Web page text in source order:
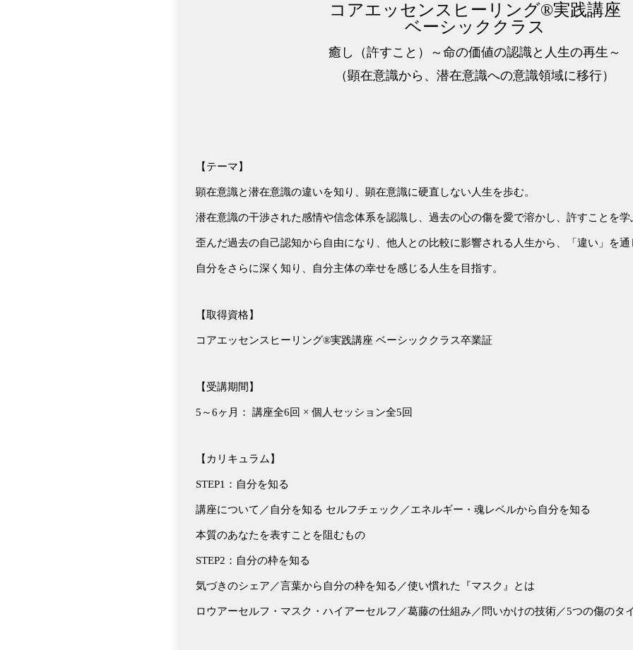
コアエッセンスヒーリング®実践講座
ベーシッククラス
癒し（許すこと）～命の価値の認識と人生の再生～
（顕在意識から、潜在意識への意識領域に移行）
【テーマ】
顕在意識と潜在意識の違いを知り、顕在意識に硬直しない人生を歩む。
潜在意識の干渉された感情や信念体系を認識し、過去の心の傷を愛で溶かし、許すことを学
歪んだ過去の自己認知から自由になり、他人との比較に影響される人生から、「違い」を通
自分をさらに深く知り、自分主体の幸せを感じる人生を目指す。
【取得資格】
コアエッセンスヒーリング®実践講座 ベーシッククラス卒業証
【受講期間】
5～6ヶ月： 講座全6回 × 個人セッション全5回
【カリキュラム】
STEP1：自分を知る
講座について／自分を知る セルフチェック／エネルギー・魂レベルから自分を知る
本質のあなたを表すことを阻むもの
STEP2：自分の枠を知る
気づきのシェア／言葉から自分の枠を知る／使い慣れた『マスク』とは
ロウアーセルフ・マスク・ハイアーセルフ／葛藤の仕組み／問いかけの技術／5つの傷の